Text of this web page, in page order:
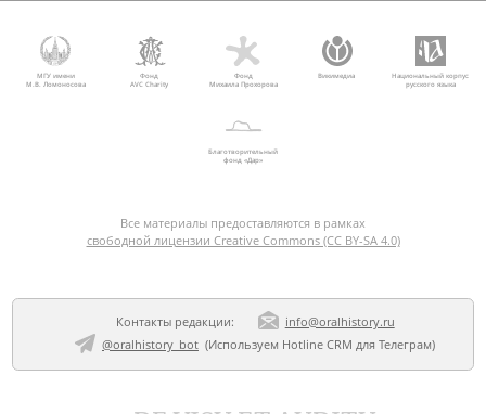
МГУ имени
М.В. Ломоносова
Фонд
AVC Charity
Фонд
Михаила Прохорова
Викимедиа
Национальный корпус
русского языка
Благотворительный
фонд «Дар»
Все материалы предоставляются в рамках
свободной лицензии Creative Commons (CC BY-SA 4.0)
Контакты редакции:
info@oralhistory.ru
@oralhistory_bot(Используем Hotline CRM для Телеграм)